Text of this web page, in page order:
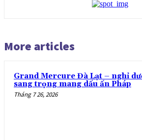
More articles
Grand Mercure Đà Lạt – nghỉ
sang trọng mang dấu ấn Pháp
Tháng 7 26, 2026